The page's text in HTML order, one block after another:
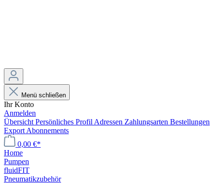
Menü schließen
Ihr Konto
Anmelden
Übersicht Persönliches Profil Adressen Zahlungsarten Bestellungen
Export Abonnements
0,00 €*
Home
Pumpen
fluidFIT
Pneumatikzubehör